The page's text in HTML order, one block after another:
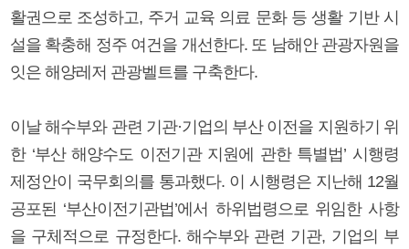
활권으로 조성하고, 주거 교육 의료 문화 등 생활 기반 시
설을 확충해 정주 여건을 개선한다. 또 남해안 관광자원을
잇은 해양레저 관광벨트를 구축한다.
이날 해수부와 관련 기관·기업의 부산 이전을 지원하기 위
한 ‘부산 해양수도 이전기관 지원에 관한 특별법’ 시행령
제정안이 국무회의를 통과했다. 이 시행령은 지난해 12월
공포된 ‘부산이전기관법’에서 하위법령으로 위임한 사항
을 구체적으로 규정한다. 해수부와 관련 기관, 기업의 부